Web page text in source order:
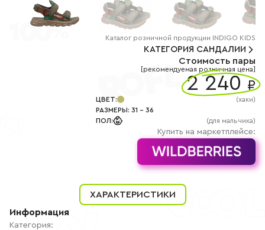
+7
(800)
РЕГИСТРАЦИЯ
Каталог розничной продукции INDIGO KIDS
КАТЕГОРИЯ САНДАЛИИ
Стоимость пары
[рекомендуемая розничная цена]
2 240 ₽
ЦВЕТ: (хаки)
РАЗМЕРЫ: 31 - 36
ПОЛ: (для мальчика)
Купить на маркетплейсе:
ХАРАКТЕРИСТИКИ
Информация
Категория: